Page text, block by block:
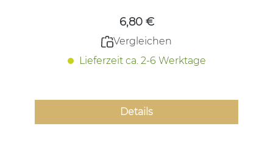
6,80 €
Vergleichen
Lieferzeit ca. 2-6 Werktage
Details